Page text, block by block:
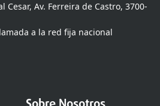
Cesar, Av. Ferreira de Castro, 3700-
a la red fija nacional